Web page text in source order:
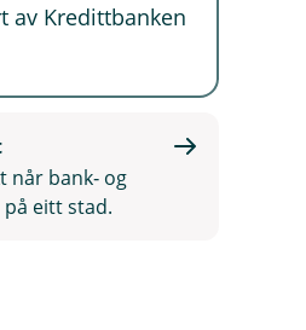
av Kredittbanken
når bank‑ og
eitt stad.